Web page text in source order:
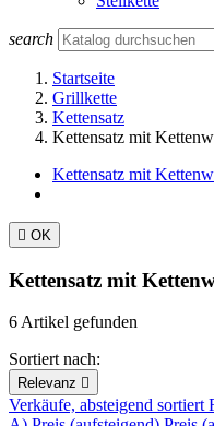
search
Startseite
Grillkette
Kettensatz
Kettensatz mit
Kettensatz mit
 OK
Kettensatz mit
6 Artikel gefunden
Sortiert nach:
Relevanz 
Verkäufe, absteigend sortiert